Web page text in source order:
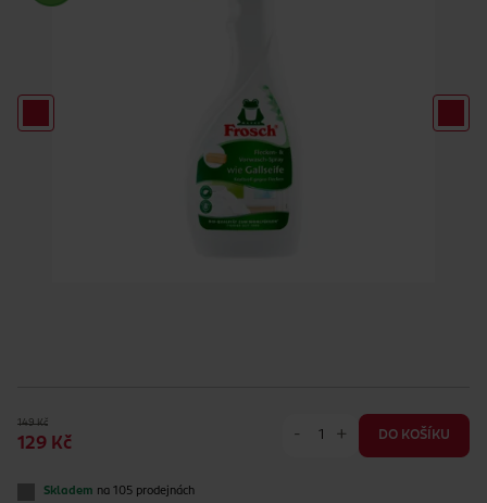
149 Kč
129 Kč
- + DO KOŠÍKU
Skladem na 105 prodejnách